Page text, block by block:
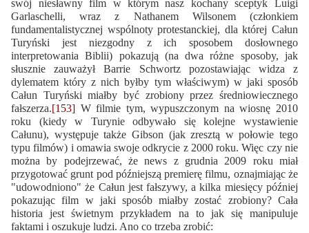
swój niesławny film w którym nasz kochany sceptyk Luigi
Garlaschelli, wraz z Nathanem Wilsonem (członkiem
fundamentalistycznej wspólnoty protestanckiej, dla której Całun
Turyński jest niezgodny z ich sposobem dosłownego
interpretowania Biblii) pokazują (na dwa różne sposoby, jak
słusznie zauważył Barrie Schwortz pozostawiając widza z
dylematem który z nich byłby tym właściwym) w jaki sposób
Całun Turyński miałby być zrobiony przez średniowiecznego
fałszerza.[153] W filmie tym, wypuszczonym na wiosnę 2010
roku (kiedy w Turynie odbywało się kolejne wystawienie
Całunu), występuje także Gibson (jak zresztą w połowie tego
typu filmów) i omawia swoje odkrycie z 2000 roku. Więc czy nie
można by podejrzewać, że news z grudnia 2009 roku miał
przygotować grunt pod późniejszą premierę filmu, oznajmiając że
"udowodniono" że Całun jest fałszywy, a kilka miesięcy później
pokazując film w jaki sposób miałby zostać zrobiony? Cała
historia jest świetnym przykładem na to jak się manipuluje
faktami i oszukuje ludzi. Ano co trzeba zrobić: